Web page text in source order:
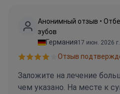
Анонимный отзыв •
зубов
Германия17 июн. 2026 г.
Отзыв
Заложите на лечение
чем указано. На месте к